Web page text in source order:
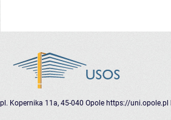
pl. Kopernika 11a, 45-040 Opole https://uni.opole.pl